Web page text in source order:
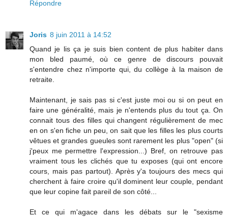
Répondre
Joris 8 juin 2011 à 14:52
Quand je lis ça je suis bien content de plus habiter dans
mon bled paumé, où ce genre de discours pouvait
s'entendre chez n'importe qui, du collège à la maison de
retraite.
Maintenant, je sais pas si c'est juste moi ou si on peut en
faire une généralité, mais je n'entends plus du tout ça. On
connait tous des filles qui changent régulièrement de mec
en on s'en fiche un peu, on sait que les filles les plus courts
vêtues et grandes gueules sont rarement les plus "open" (si
j'peux me permettre l'expression...) Bref, on retrouve pas
vraiment tous les clichés que tu exposes (qui ont encore
cours, mais pas partout). Après y'a toujours des mecs qui
cherchent à faire croire qu'il dominent leur couple, pendant
que leur copine fait pareil de son côté...
Et ce qui m'agace dans les débats sur le "sexisme